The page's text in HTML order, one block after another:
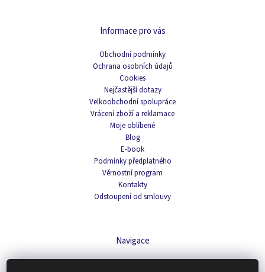
Informace pro vás
Obchodní podmínky
Ochrana osobních údajů
Cookies
Nejčastější dotazy
Velkoobchodní spolupráce
Vrácení zboží a reklamace
Moje oblíbené
Blog
E-book
Podmínky předplatného
Věrnostní program
Kontakty
Odstoupení od smlouvy
Navigace